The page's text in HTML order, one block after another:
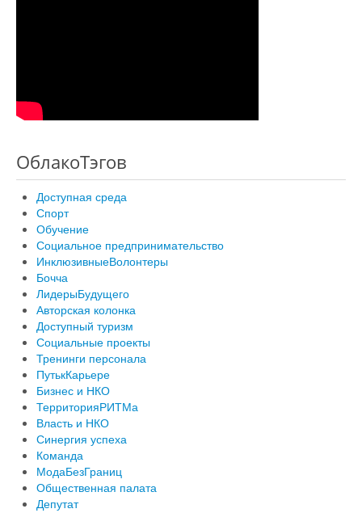
ОблакоТэгов
Доступная среда
Спорт
Обучение
Социальное предпринимательство
ИнклюзивныеВолонтеры
Бочча
ЛидерыБудущего
Авторская колонка
Доступный туризм
Социальные проекты
Тренинги персонала
ПутькКарьере
Бизнес и НКО
ТерриторияРИТМа
Власть и НКО
Синергия успеха
Команда
МодаБезГраниц
Общественная палата
Депутат